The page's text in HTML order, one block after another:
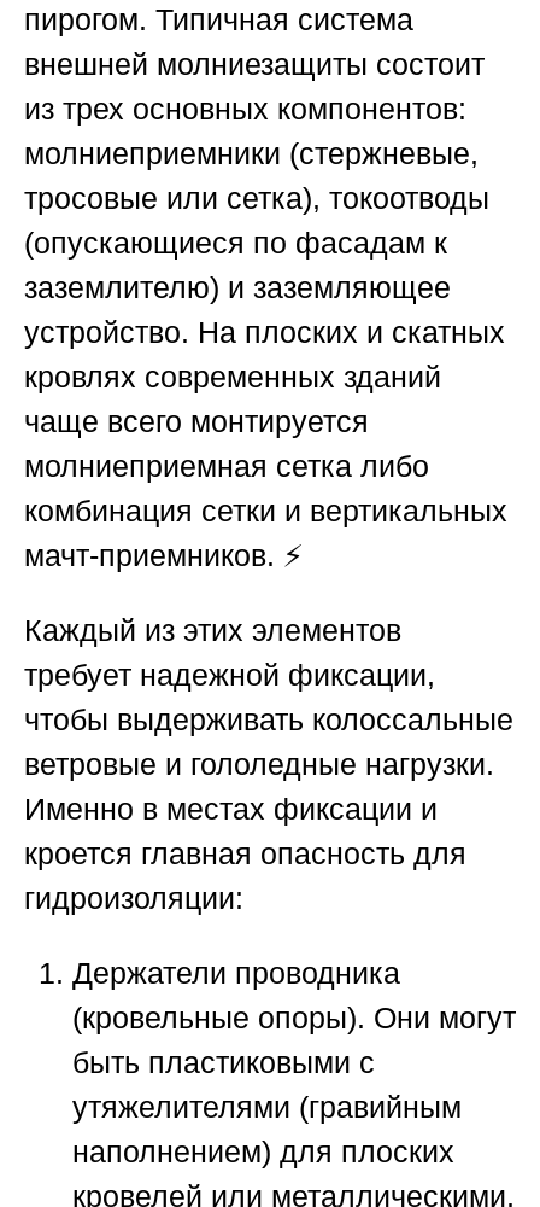
пирогом. Типичная система
внешней молниезащиты состоит
из трех основных компонентов:
молниеприемники (стержневые,
тросовые или сетка), токоотводы
(опускающиеся по фасадам к
заземлителю) и заземляющее
устройство. На плоских и скатных
кровлях современных зданий
чаще всего монтируется
молниеприемная сетка либо
комбинация сетки и вертикальных
мачт-приемников. ⚡
Каждый из этих элементов
требует надежной фиксации,
чтобы выдерживать колоссальные
ветровые и гололедные нагрузки.
Именно в местах фиксации и
кроется главная опасность для
гидроизоляции:
Держатели проводника
(кровельные опоры). Они могут
быть пластиковыми с
утяжелителями (гравийным
наполнением) для плоских
кровелей или металлическими,